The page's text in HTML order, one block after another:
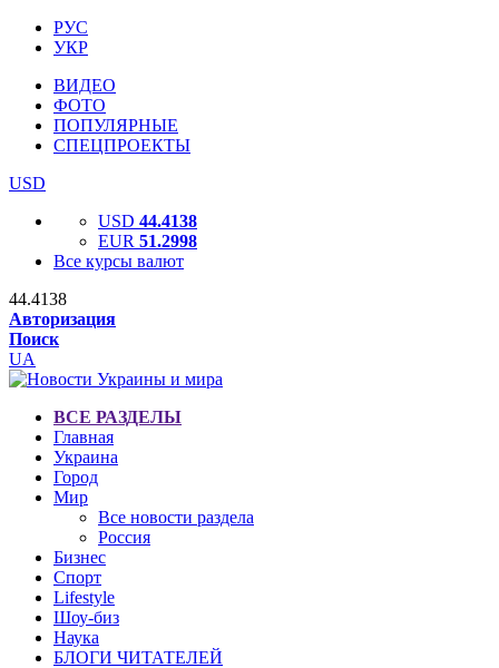
РУС
УКР
ВИДЕО
ФОТО
ПОПУЛЯРНЫЕ
СПЕЦПРОЕКТЫ
USD
USD 44.4138
EUR 51.2998
Все курсы валют
44.4138
Авторизация
Поиск
UA
ВСЕ РАЗДЕЛЫ
Главная
Украина
Город
Мир
Все новости раздела
Россия
Бизнес
Спорт
Lifestyle
Шоу-биз
Наука
БЛОГИ ЧИТАТЕЛЕЙ